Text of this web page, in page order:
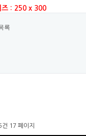
즈 : 250 x 300
록
건 17 페이지